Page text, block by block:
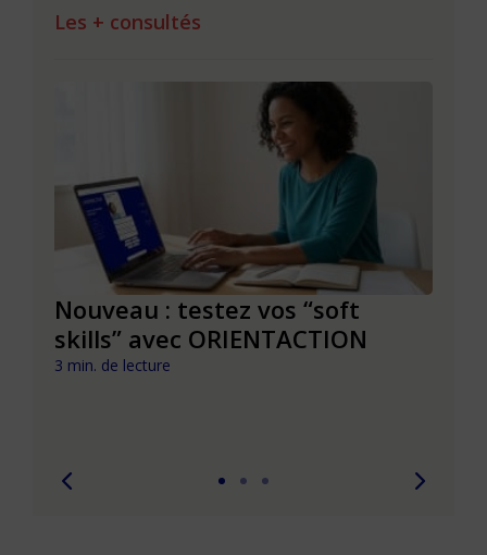
Les + consultés
Nouveau : testez vos “soft
skills” avec ORIENTACTION
3 min. de lecture